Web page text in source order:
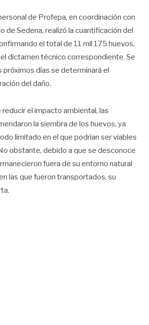
de Profepa, en coordinación con
de Sedena, realizó la cuantificación del
el total de 11 mil 175 huevos,
dictamen técnico correspondiente. Se
próximos días se determinará el
del daño.
el impacto ambiental, las
la siembra de los huevos, ya
limitado en el que podrían ser viables
obstante, debido a que se desconoce
fuera de su entorno natural
las que fueron transportados, su